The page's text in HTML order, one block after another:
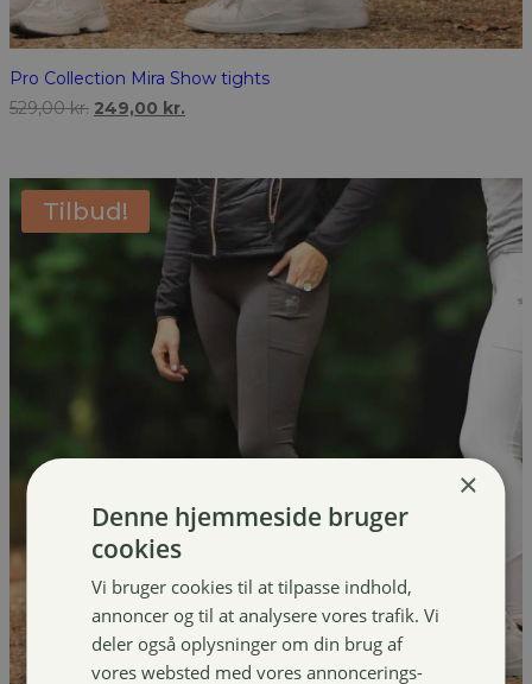
Pro Collection Mira Show tights
529,00kr. Den
529,00 kr..
249,00 kr.
249,00 kr..
Tilbud!
×
Denne hjemmeside bruger
cookies
Vi bruger cookies til at tilpasse indhold,
annoncer og til at analysere vores trafik. Vi
deler også oplysninger om din brug af
vores websted med vores annoncerings-